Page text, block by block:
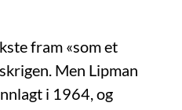
fram «som et
Men Lipman
i 1964, og